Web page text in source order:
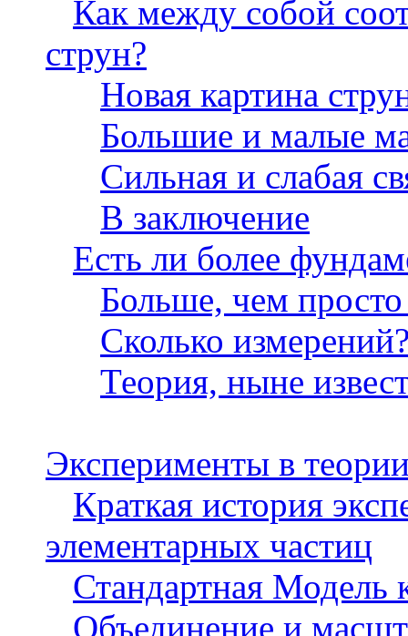
Как между собой
струн?
Новая картина
Большие и малые
Сильная и слабая
В заключение
Есть ли более
Больше, чем
Сколько
Теория, ныне
Эксперименты в
Краткая история
элементарных частиц
Стандартная Модель
Объединение и